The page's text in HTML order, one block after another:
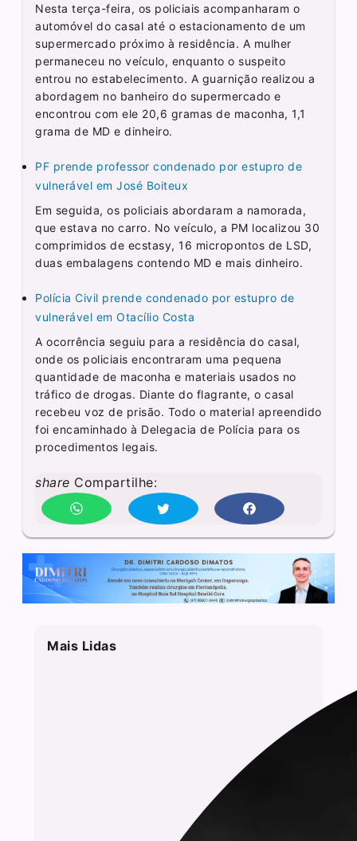
Nesta terça-feira, os policiais acompanharam o
automóvel do casal até o estacionamento de um
supermercado próximo à residência. A mulher
permaneceu no veículo, enquanto o suspeito
entrou no estabelecimento. A guarnição realizou a
abordagem no banheiro do supermercado e
encontrou com ele 20,6 gramas de maconha, 1,1
grama de MD e dinheiro.
PF prende professor condenado por estupro de
vulnerável em José Boiteux
Em seguida, os policiais abordaram a namorada,
que estava no carro. No veículo, a PM localizou 30
comprimidos de ecstasy, 16 micropontos de LSD,
duas embalagens contendo MD e mais dinheiro.
Polícia Civil prende condenado por estupro de
vulnerável em Otacílio Costa
A ocorrência seguiu para a residência do casal,
onde os policiais encontraram uma pequena
quantidade de maconha e materiais usados no
tráfico de drogas. Diante do flagrante, o casal
recebeu voz de prisão. Todo o material apreendido
foi encaminhado à Delegacia de Polícia para os
procedimentos legais.
share Compartilhe:
Mais Lidas